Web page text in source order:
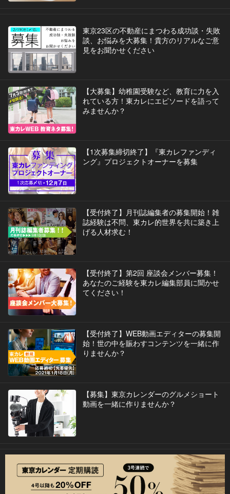
東京23区の不動産にまつわる成功談・失敗
談、お悩みを大募集！貴方のリアルなご意
見をお聞かせください
【大募集】幼稚園受験など、教育に力を入
れている方！東カレにエピソードを語って
みませんか？
【1次募集締切終了】『東カレファンディ
ング』プロジェクトオーナーを募集
【受付終了】月刊誌編集者の募集開始！雑
誌経験は不問、東カレ的世界を共に築き上
げる人材求む！
【受付終了】第2回 座談会メンバー募集！
あなたのご経験を東カレ編集部員に聞かせ
てください！
【受付終了】WEB動画エディターの募集開
始！世の中を賑わすコンテンツを一緒に作
りませんか？
【募集】東京カレンダーのグルメショート
動画を一緒に作りませんか？